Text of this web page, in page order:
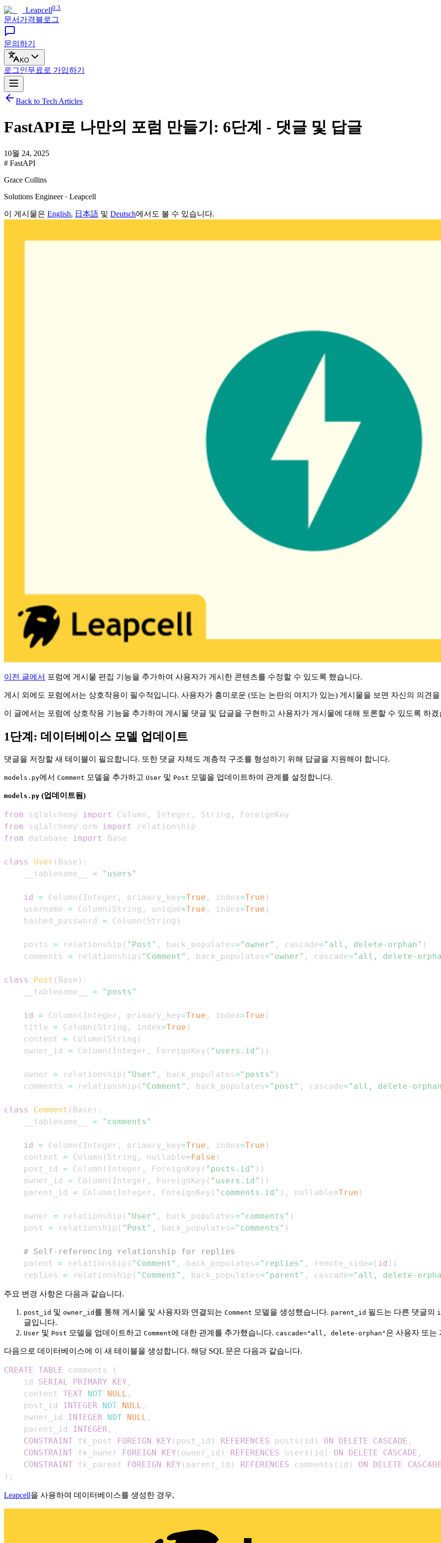
Leapcell0.3
문서 가격블로그
문의하기
KO
로그인무료로 가입하기
Back to Tech Articles
FastAPI로 나만의 포럼 만들기: 6단계 - 댓글 및 답글
10월 24, 2025
# FastAPI
Grace Collins
Solutions Engineer · Leapcell
이 게시물은 English, 日本語 및 Deutsch에서도 볼 수 있습니다.
이전 글에서 포럼에 게시물 편집 기능을 추가하여 사용자가 게시한 콘텐츠를 수정할 수 있도록 했습니다.
게시 외에도 포럼에서는 상호작용이 필수적입니다. 사용자가 흥미로운 (또는 논란의 여지가 있는) 게시물을 보면 자신의 의견
이 글에서는 포럼에 상호작용 기능을 추가하여 게시물 댓글 및 답글을 구현하고 사용자가 게시물에 대해 토론할 수 있도록 하겠
1단계: 데이터베이스 모델 업데이트
댓글을 저장할 새 테이블이 필요합니다. 또한 댓글 자체도 계층적 구조를 형성하기 위해 답글을 지원해야 합니다.
models.py에서 Comment 모델을 추가하고 User 및 Post 모델을 업데이트하여 관계를 설정합니다.
models.py (업데이트됨)
from sqlalchemy import Column , Integer , String ,
from sqlalchemy . orm import
from database import
class User ( Base ) :
    __tablename__
= "users"
id = Column ( Integer , primary_key=True , index=True )
    username
= Column ( String , unique=True , index=True )
    hashed_password
= Column ( String )
    posts
= relationship ( "Post" , back_populates="owner" , cascade="all, delete-orphan" )
    comments
= relationship ( "Comment" , back_populates="owner" , cascade="all, delete-
class Post ( Base ) :
    __tablename__
= "posts"
id = Column ( Integer , primary_key=True , index=True )
    title
= Column ( String , index=True )
    content
= Column ( String )
    owner_id
= Column ( Integer , ForeignKey ( "users.id" ) )
    owner
= relationship ( "User" , back_populates="posts" )
    comments
= relationship ( "Comment" , back_populates="post" , cascade="all, delete-
class Comment ( Base ) :
    __tablename__
= "comments"
id = Column ( Integer , primary_key=True , index=True )
    content
= Column ( String , nullable=False )
    post_id
= Column ( Integer , ForeignKey ( "posts.id" ) )
    owner_id
= Column ( Integer , ForeignKey ( "users.id" ) )
    parent_id
= Column ( Integer , ForeignKey ( "comments.id" ) , nullable=True )
    owner
= relationship ( "User" , back_populates="comments" )
    post
= relationship ( "Post" , back_populates="comments" )
# Self-referencing relationship for replies
    parent
= relationship ( "Comment" , back_populates="replies" , remote_side= [ id ] )
    replies
= relationship ( "Comment" , back_populates="parent" , cascade="all, delete-
주요 변경 사항은 다음과 같습니다.
post_id 및 owner_id 를 통해 게시물 및 사용자와 연결되는 Comment 모델을 생성했습니다. parent_id 필드는 다른 댓글의
글입니다.
User 및 Post 모델을 업데이트하고 Comment에 대한 관계를 추가했습니다. cascade="all, delete-orphan" 은 사용자 또는
다음으로 데이터베이스에 이 새 테이블을 생성합니다. 해당 SQL 문은 다음과 같습니다.
CREATE TABLE comments
(
    id
SERIAL PRIMARY KEY ,
    content
TEXT NOT NULL ,
    post_id
INTEGER NOT NULL ,
    owner_id
INTEGER NOT NULL ,
    parent_id
INTEGER ,
CONSTRAINT fk_post FOREIGN KEY ( post_id ) REFERENCES posts ( id ) ON DELETE CASCADE ,
CONSTRAINT fk_owner FOREIGN KEY ( owner_id ) REFERENCES users ( id ) ON DELETE CASCADE ,
CONSTRAINT fk_parent FOREIGN KEY ( parent_id ) REFERENCES comments ( id ) ON DELETE
CASCADE
) ;
Leapcell을 사용하여 데이터베이스를 생성한 경우,